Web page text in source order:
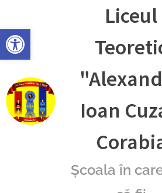
Deschide bara de unelte
content
Liceul
Ioan
Școala în